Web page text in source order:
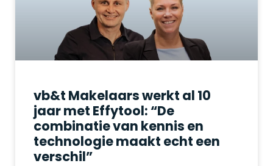
vb&t Makelaars werkt al 10
jaar met Effytool: “De
combinatie van kennis en
technologie maakt echt een
verschil”